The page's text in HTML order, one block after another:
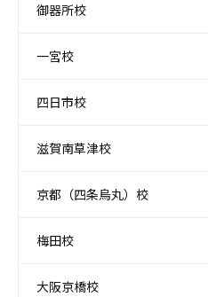
御器所校
一宮校
四日市校
滋賀南草津校
京都（四条烏丸）校
梅田校
大阪京橋校